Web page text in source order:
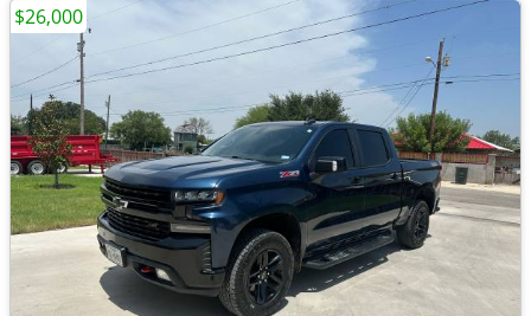
$26,000